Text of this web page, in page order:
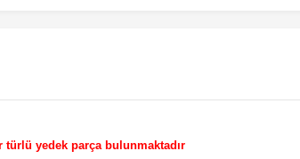
yedek parça bulunmaktadır